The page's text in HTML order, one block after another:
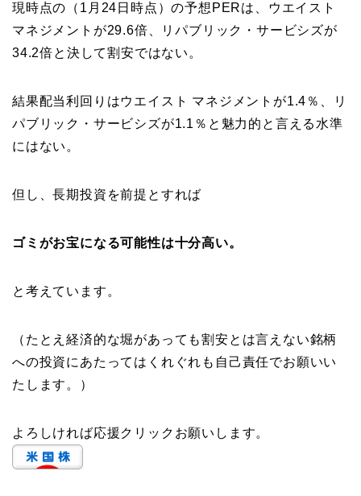
現時点の（1月24日時点）の予想PERは、ウエイスト
マネジメントが29.6倍、リパブリック・サービシズが
34.2倍と決して割安ではない。
結果配当利回りはウエイスト マネジメントが1.4％、リ
パブリック・サービシズが1.1％と魅力的と言える水準
にはない。
但し、長期投資を前提とすれば
ゴミがお宝になる可能性は十分高い。
と考えています。
（たとえ経済的な堀があっても割安とは言えない銘柄
への投資にあたってはくれぐれも自己責任でお願いい
たします。）
よろしければ応援クリックお願いします。